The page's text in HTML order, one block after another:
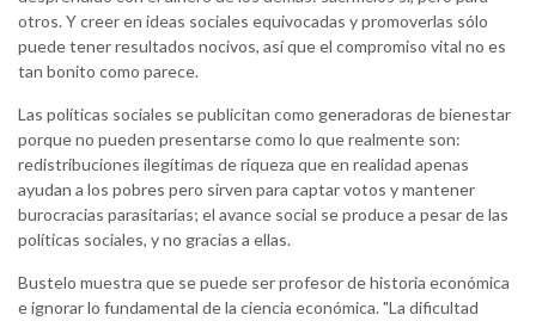
otros. Y creer en ideas sociales equivocadas y promoverlas sólo
puede tener resultados nocivos, así que el compromiso vital no es
tan bonito como parece.
Las políticas sociales se publicitan como generadoras de bienestar
porque no pueden presentarse como lo que realmente son:
redistribuciones ilegítimas de riqueza que en realidad apenas
ayudan a los pobres pero sirven para captar votos y mantener
burocracias parasitarias; el avance social se produce a pesar de las
políticas sociales, y no gracias a ellas.
Bustelo muestra que se puede ser profesor de historia económica
e ignorar lo fundamental de la ciencia económica. "La dificultad